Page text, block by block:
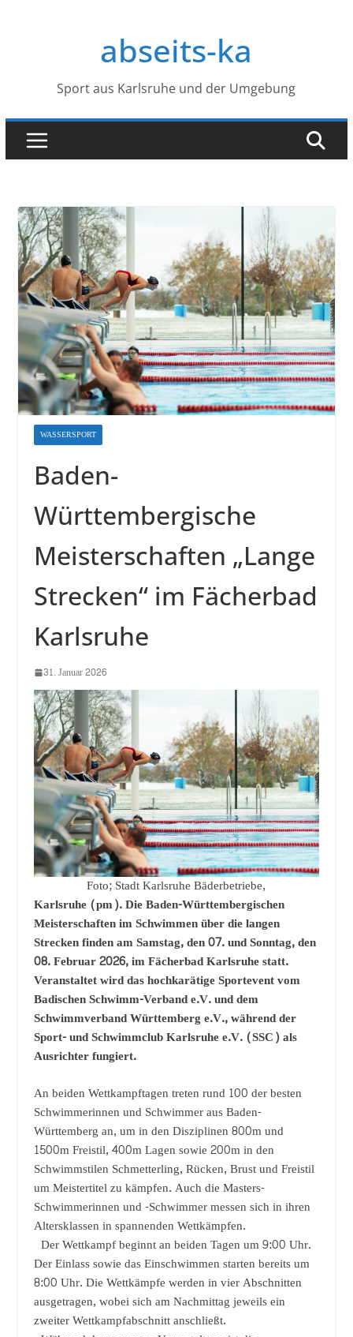
abseits-ka
Sport aus Karlsruhe und der Umgebung
WASSERSPORT
Baden-
Württembergische
Meisterschaften „Lange
Strecken“ im Fächerbad
Karlsruhe
31. Januar 2026
Foto; Stadt Karlsruhe Bäderbetriebe,
Karlsruhe (pm). Die Baden-Württembergischen
Meisterschaften im Schwimmen über die langen
Strecken finden am Samstag, den 07. und Sonntag, den
08. Februar 2026, im Fächerbad Karlsruhe statt.
Veranstaltet wird das hochkarätige Sportevent vom
Badischen Schwimm-Verband e.V. und dem
Schwimmverband Württemberg e.V., während der
Sport- und Schwimmclub Karlsruhe e.V. (SSC) als
Ausrichter fungiert.
An beiden Wettkampftagen treten rund 100 der besten
Schwimmerinnen und Schwimmer aus Baden-
Württemberg an, um in den Disziplinen 800m und
1500m Freistil, 400m Lagen sowie 200m in den
Schwimmstilen Schmetterling, Rücken, Brust und Freistil
um Meistertitel zu kämpfen. Auch die Masters-
Schwimmerinnen und -Schwimmer messen sich in ihren
Altersklassen in spannenden Wettkämpfen.
Der Wettkampf beginnt an beiden Tagen um 9:00 Uhr.
Der Einlass sowie das Einschwimmen starten bereits um
8:00 Uhr. Die Wettkämpfe werden in vier Abschnitten
ausgetragen, wobei sich am Nachmittag jeweils ein
zweiter Wettkampfabschnitt anschließt.